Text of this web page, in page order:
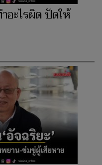
อะไรผิด ปัดให้